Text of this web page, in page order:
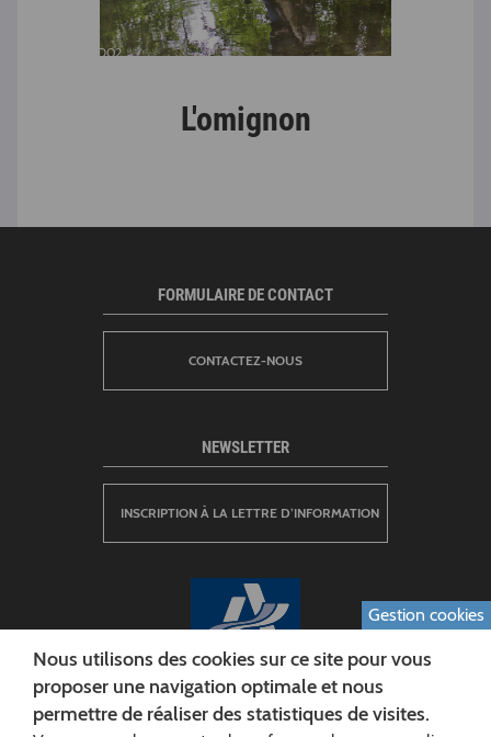
L'omignon
CONSEIL DÉPARTEMENTAL DE L'AISNE
FORMULAIRE DE CONTACT
CONTACTEZ-NOUS
NEWSLETTER
INSCRIPTION À LA LETTRE D’INFORMATION
Gestion cookies
Nous utilisons des cookies sur ce site pour vous
proposer une navigation optimale et nous
permettre de réaliser des statistiques de visites.